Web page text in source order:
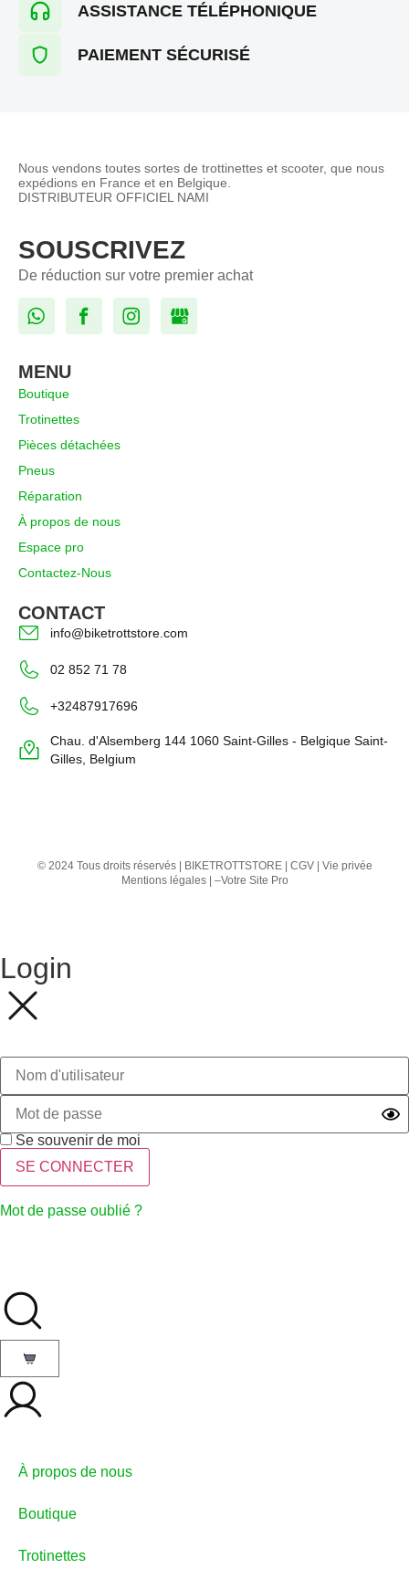
ASSISTANCE TÉLÉPHONIQUE
PAIEMENT SÉCURISÉ
Nous vendons toutes sortes de trottinettes et scooter, que nous
expédions en France et en Belgique.
DISTRIBUTEUR OFFICIEL NAMI
MENU
Boutique
Trotinettes
Pièces détachées
Pneus
Réparation
À propos de nous
Espace pro
Contactez-Nous
CONTACT
info@biketrottstore.com
02 852 71 78
+32487917696
Chau. d'Alsemberg 144 1060 Saint-Gilles - Belgique Saint-
Gilles, Belgium
SOUSCRIVEZ
De réduction sur votre premier achat
© 2024 Tous droits réservés | BIKETROTTSTORE | CGV| Vie privée
Mentions légales| –Votre Site Pro
Login
Se souvenir de moi
Mot de passe oublié ?
À propos de nous
Boutique
Trotinettes